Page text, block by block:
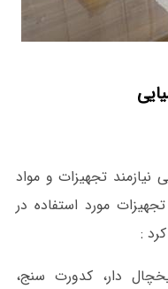
نیازمند تجهیزات و مواد
مورد استفاده در
:
دار، کدورت سنج،